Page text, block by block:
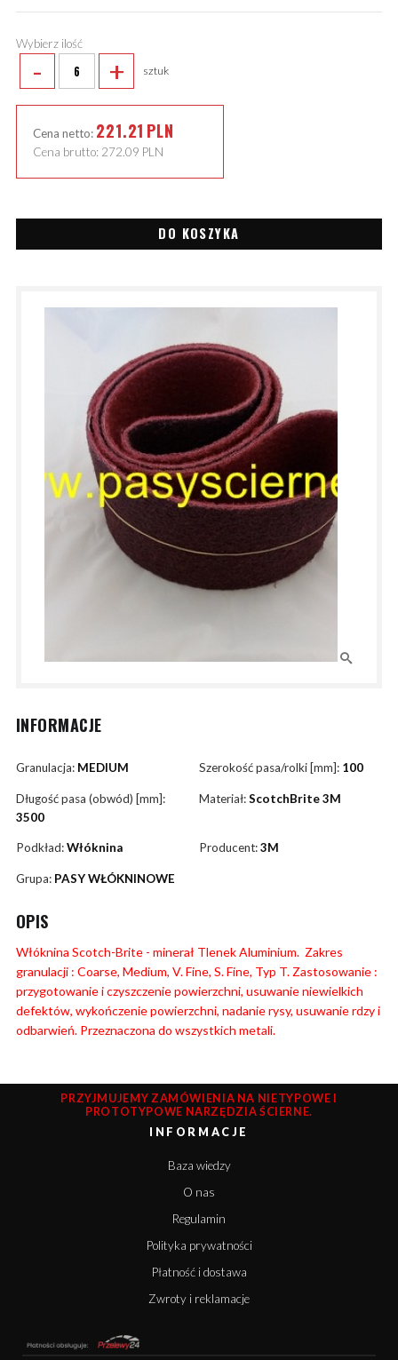
Wybierz ilość
- + sztuk
Cena netto: 221.21 PLN
Cena brutto: 272.09 PLN
DO KOSZYKA
INFORMACJE
Granulacja: MEDIUM Szerokość pasa/rolki [mm]: 100
Długość pasa (obwód) [mm]:
3500
Materiał:ScotchBrite 3M
Podkład:Włóknina Producent:3M
Grupa: PASY WŁÓKNINOWE
OPIS
Włóknina Scotch-Brite - minerał Tlenek Aluminium. Zakres
granulacji : Coarse, Medium, V. Fine, S. Fine, Typ T. Zastosowanie :
przygotowanie i czyszczenie powierzchni, usuwanie niewielkich
defektów, wykończenie powierzchni, nadanie rysy, usuwanie rdzy i
odbarwień. Przeznaczona do wszystkich metali.
PRZYJMUJEMY ZAMÓWIENIA NA NIETYPOWE I
PROTOTYPOWE NARZĘDZIA ŚCIERNE.
INFORMACJE
Baza wiedzy
O nas
Regulamin
Polityka prywatności
Płatność i dostawa
Zwroty i reklamacje